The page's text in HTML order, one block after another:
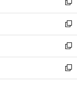
で
開
く
ド
ウ
で
開
く
ィ
ン
ド
ウ
で
開
く
い
ウ
ィ
ン
ド
ウ
で
開
新
し
い
ウ
ィ
ン
ド
ウ
新
し
い
ウ
ィ
ン
新
し
い
ウ
新
し